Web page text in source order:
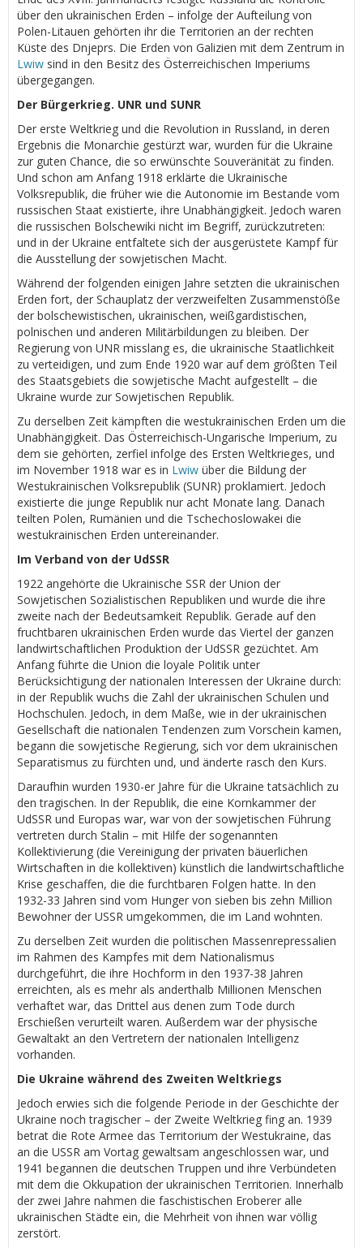
über den ukrainischen Erden – infolge der Aufteilung von
Polen-Litauen gehörten ihr die Territorien an der rechten
Küste des Dnjeprs. Die Erden von Galizien mit dem Zentrum in
Lwiw sind in den Besitz des Österreichischen Imperiums
übergegangen.
Der Bürgerkrieg. UNR und SUNR
Der erste Weltkrieg und die Revolution in Russland, in deren
Ergebnis die Monarchie gestürzt war, wurden für die Ukraine
zur guten Chance, die so erwünschte Souveränität zu finden.
Und schon am Anfang 1918 erklärte die Ukrainische
Volksrepublik, die früher wie die Autonomie im Bestande vom
russischen Staat existierte, ihre Unabhängigkeit. Jedoch waren
die russischen Bolschewiki nicht im Begriff, zurückzutreten:
und in der Ukraine entfaltete sich der ausgerüstete Kampf für
die Ausstellung der sowjetischen Macht.
Während der folgenden einigen Jahre setzten die ukrainischen
Erden fort, der Schauplatz der verzweifelten Zusammenstöße
der bolschewistischen, ukrainischen, weißgardistischen,
polnischen und anderen Militärbildungen zu bleiben. Der
Regierung von UNR misslang es, die ukrainische Staatlichkeit
zu verteidigen, und zum Ende 1920 war auf dem größten Teil
des Staatsgebiets die sowjetische Macht aufgestellt – die
Ukraine wurde zur Sowjetischen Republik.
Zu derselben Zeit kämpften die westukrainischen Erden um die
Unabhängigkeit. Das Österreichisch-Ungarische Imperium, zu
dem sie gehörten, zerfiel infolge des Ersten Weltkrieges, und
im November 1918 war es in Lwiw über die Bildung der
Westukrainischen Volksrepublik (SUNR) proklamiert. Jedoch
existierte die junge Republik nur acht Monate lang. Danach
teilten Polen, Rumänien und die Tschechoslowakei die
westukrainischen Erden untereinander.
Im Verband von der UdSSR
1922 angehörte die Ukrainische SSR der Union der
Sowjetischen Sozialistischen Republiken und wurde die ihre
zweite nach der Bedeutsamkeit Republik. Gerade auf den
fruchtbaren ukrainischen Erden wurde das Viertel der ganzen
landwirtschaftlichen Produktion der UdSSR gezüchtet. Am
Anfang führte die Union die loyale Politik unter
Berücksichtigung der nationalen Interessen der Ukraine durch:
in der Republik wuchs die Zahl der ukrainischen Schulen und
Hochschulen. Jedoch, in dem Maße, wie in der ukrainischen
Gesellschaft die nationalen Tendenzen zum Vorschein kamen,
begann die sowjetische Regierung, sich vor dem ukrainischen
Separatismus zu fürchten und, und änderte rasch den Kurs.
Daraufhin wurden 1930-er Jahre für die Ukraine tatsächlich zu
den tragischen. In der Republik, die eine Kornkammer der
UdSSR und Europas war, war von der sowjetischen Führung
vertreten durch Stalin – mit Hilfe der sogenannten
Kollektivierung (die Vereinigung der privaten bäuerlichen
Wirtschaften in die kollektiven) künstlich die landwirtschaftliche
Krise geschaffen, die die furchtbaren Folgen hatte. In den
1932-33 Jahren sind vom Hunger von sieben bis zehn Million
Bewohner der USSR umgekommen, die im Land wohnten.
Zu derselben Zeit wurden die politischen Massenrepressalien
im Rahmen des Kampfes mit dem Nationalismus
durchgeführt, die ihre Hochform in den 1937-38 Jahren
erreichten, als es mehr als anderthalb Millionen Menschen
verhaftet war, das Drittel aus denen zum Tode durch
Erschießen verurteilt waren. Außerdem war der physische
Gewaltakt an den Vertretern der nationalen Intelligenz
vorhanden.
Die Ukraine während des Zweiten Weltkriegs
Jedoch erwies sich die folgende Periode in der Geschichte der
Ukraine noch tragischer – der Zweite Weltkrieg fing an. 1939
betrat die Rote Armee das Territorium der Westukraine, das
an die USSR am Vortag gewaltsam angeschlossen war, und
1941 begannen die deutschen Truppen und ihre Verbündeten
mit dem die Okkupation der ukrainischen Territorien. Innerhalb
der zwei Jahre nahmen die faschistischen Eroberer alle
ukrainischen Städte ein, die Mehrheit von ihnen war völlig
zerstört.